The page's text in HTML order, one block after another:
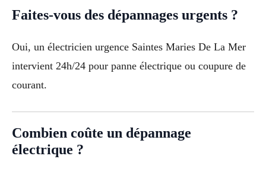
Faites-vous des dépannages urgents ?
Oui, un électricien urgence Saintes Maries De La Mer
intervient 24h/24 pour panne électrique ou coupure de
courant.
Combien coûte un dépannage
électrique ?